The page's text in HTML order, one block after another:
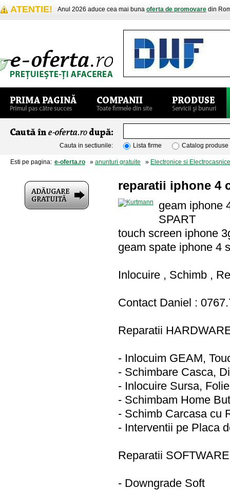
ATENTIE! Anul 2026 aduce cea mai buna oferta de promovare din
Cauta in sectiunile: Lista firme Catalog produse
Esti pe pagina: e-oferta.ro » anunturi gratuite » Electronice si Electrocasnice
reparatii iphone 4
geam iphone
SPART
touch screen iphone
geam spate iphone 4
Inlocuire , Schimb ,
Contact Daniel :
Reparatii
- Inlocuim GEAM,
- Schimbare Casca,
- Inlocuire Sursa,
- Schimbam Home
- Schimb Carcasa cu
- Interventii pe Placa
Reparatii
- Downgrade Soft